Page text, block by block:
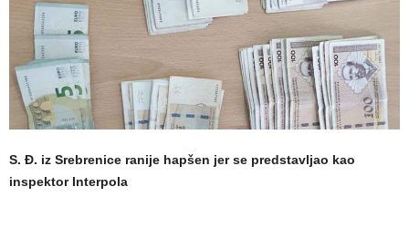
S. Đ. iz Srebrenice ranije hapšen jer se predstavljao kao
inspektor Interpola